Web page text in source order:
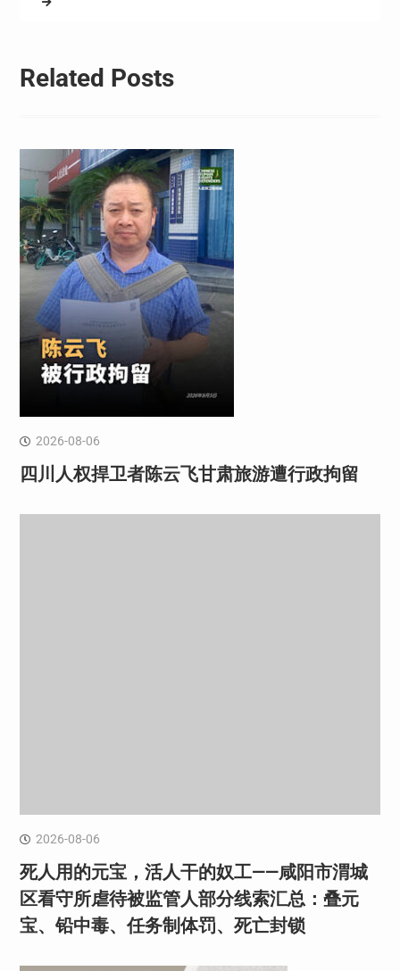
Related Posts
2026-08-06
四川人权捍卫者陈云飞甘肃旅游遭行政拘留
2026-08-06
死人用的元宝，活人干的奴工——咸阳市渭城
区看守所虐待被监管人部分线索汇总：叠元
宝、铅中毒、任务制体罚、死亡封锁